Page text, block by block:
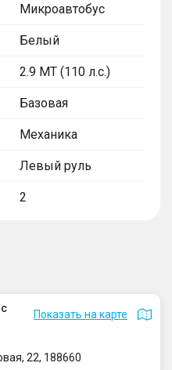
Микроавтобус
Белый
2.9 MT (110 л.с.)
Базовая
Механика
Левый руль
2
Показать на карте
22, 188660